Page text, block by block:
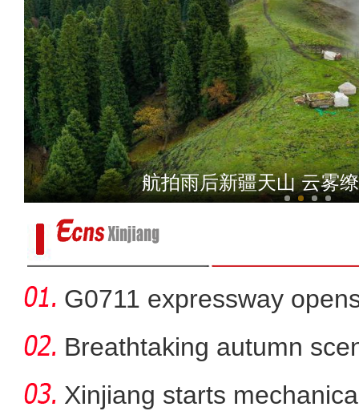
新疆艾比湖畔迎来上
航拍雨后新疆天山 云雾
G0711 expressway
Breathtaking autumn
in
Xinjiang starts